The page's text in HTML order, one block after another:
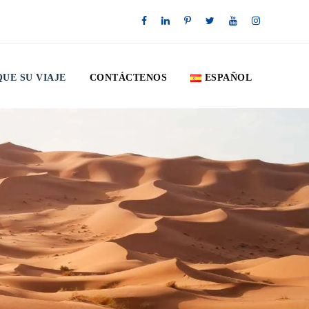
SU VIAJE CONTÁCTENOS ESPAÑOL